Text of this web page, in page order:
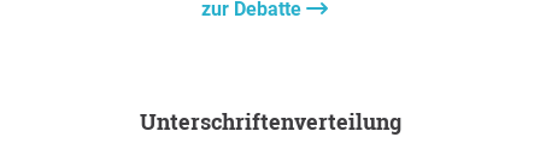
zur Debatte
Unterschriftenverteilung